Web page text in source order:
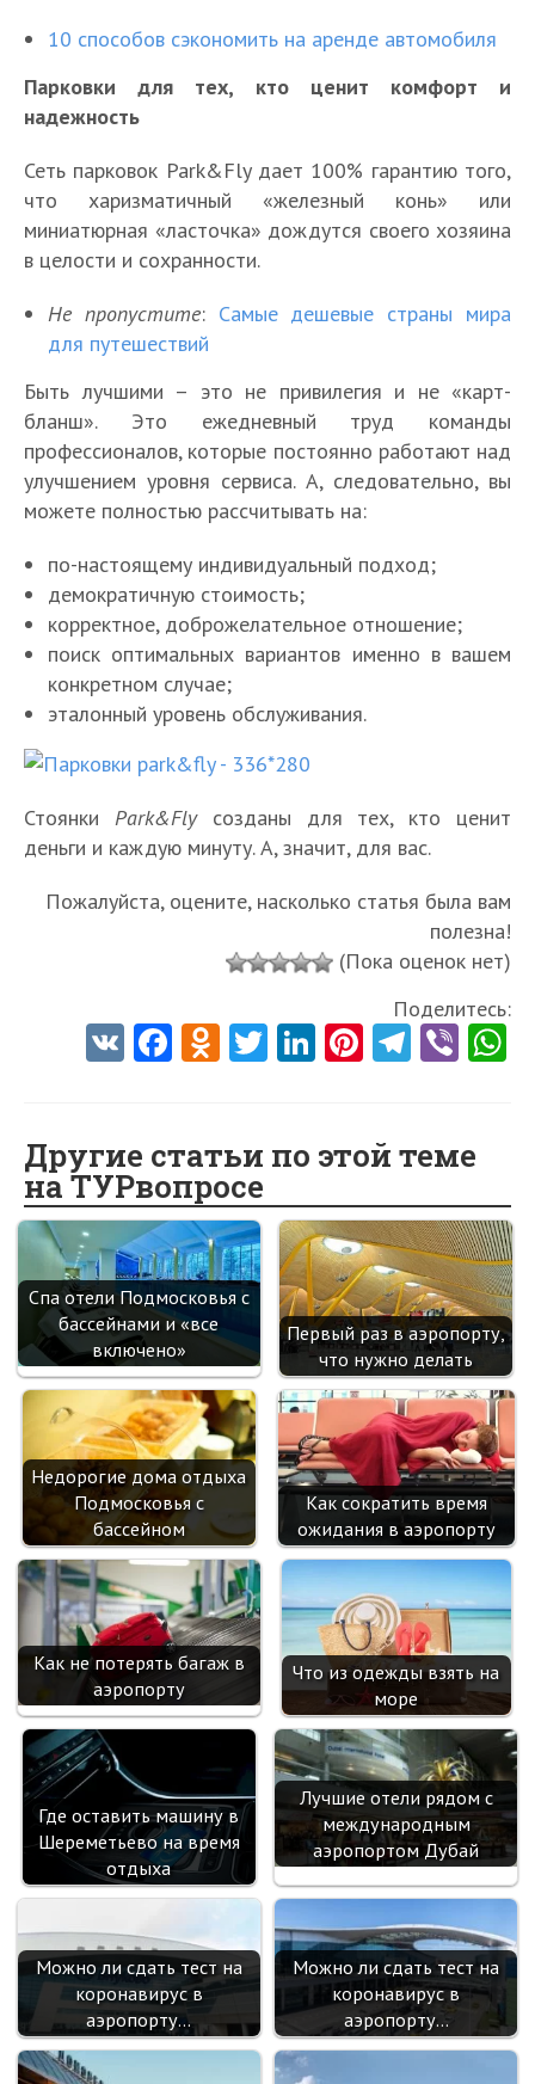
10 способов сэкономить на аренде автомобиля
Парковки для тех, кто ценит комфорт и
надежность
Сеть парковок Park&Fly дает 100% гарантию того,
что харизматичный «железный конь» или
миниатюрная «ласточка» дождутся своего хозяина
в целости и сохранности.
Не пропустите: Самые дешевые страны мира
для путешествий
Быть лучшими – это не привилегия и не «карт-
бланш». Это ежедневный труд команды
профессионалов, которые постоянно работают над
улучшением уровня сервиса. А, следовательно, вы
можете полностью рассчитывать на:
по-настоящему индивидуальный подход;
демократичную стоимость;
корректное, доброжелательное отношение;
поиск оптимальных вариантов именно в вашем
конкретном случае;
эталонный уровень обслуживания.
Стоянки Park&Flyсозданы для тех, кто ценит
деньги и каждую минуту. А, значит, для вас.
Пожалуйста, оцените, насколько статья была вам
полезна!
(Пока оценок нет)
Поделитесь:
V Fa
o
o
k
O
o
kl
as
sn
ik
i
T
er
Li
dI
n
Pi
es
t
Te
a
m
Vi
Другие статьи по этой теме
на ТУРвопросе
Спа отели Подмосковья с
бассейнами и «все
включено»
Первый раз в аэропорту,
что нужно делать
Недорогие дома отдыха
Подмосковья с
бассейном
Как сократить время
ожидания в аэропорту
Как не потерять багаж в
аэропорту
Что из одежды взять на
море
Где оставить машину в
Шереметьево на время
отдыха
Лучшие отели рядом с
международным
аэропортом Дубай
Можно ли сдать тест на
коронавирус в
аэропорту…
Можно ли сдать тест на
коронавирус в
аэропорту…